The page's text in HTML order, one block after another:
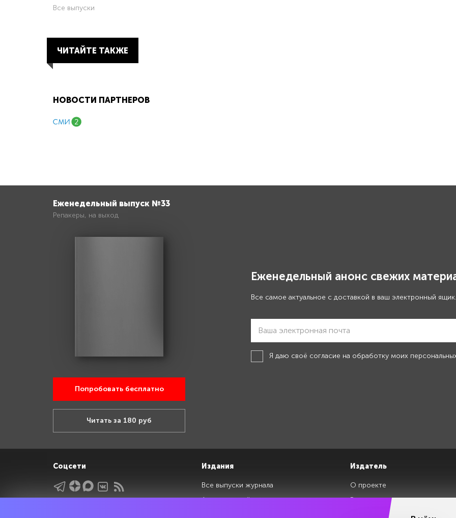
Все выпуски
ЧИТАЙТЕ ТАКЖЕ
НОВОСТИ ПАРТНЕРОВ
Еженедельный выпуск №33
Репакеры, на выход
Попробовать бесплатно
Читать за 180 руб
Еженедельный анонс свежих
Все самое актуальное с доставкой в ваш электронный ящик.
Я даю своё согласие на обработку моих
Соцсети Издания
Все выпуски журнала
Архив изданий
Издатель
О проекте
Редакция